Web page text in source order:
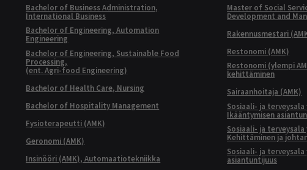
Bachelor of Business Administration,
International Business
Bachelor of Engineering, Automation
Engineering
Bachelor of Engineering, Sustainable Food
Processing,
(ent. Agri-food Engineering)
Bachelor of Health Care, Nursing
Bachelor of Hospitality Management
Fysioterapeutti (AMK)
Geronomi (AMK)
Insinööri (AMK), Automaatiotekniikka
Master of Social
Development and
Rakennusmestari
Restonomi (AMK)
Restonomi (ylempi
kehittäminen
Sairaanhoitaja (AMK)
Sosiaali- ja terveysala
Ikääntymisen
Sosiaali- ja terveysala
Kehittäminen ja
Sosiaali- ja
asiantuntijuus